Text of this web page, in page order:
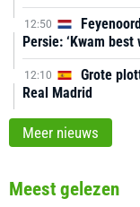
12:50
Persie: ‘Kwam best
12:10
Grote
Real Madrid
Meer nieuws
Meest gelezen